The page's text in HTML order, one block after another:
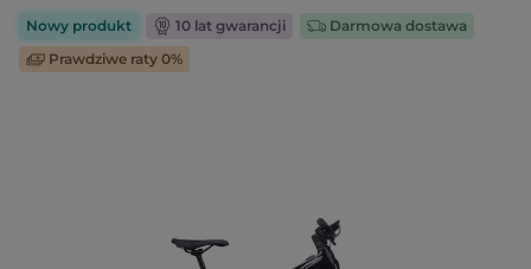
Nowy produkt 10 lat gwarancji
Darmowa dostawa
Prawdziwe raty 0%